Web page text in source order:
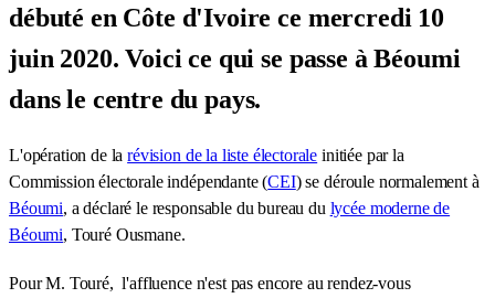
débuté en Côte d'Ivoire ce mercredi 10
juin 2020. Voici ce qui se passe à Béoumi
dans le centre du pays.
L'opération de larévision de la liste électorale initiée par la
Commission électorale indépendante (CEI) se déroule normalement à
Béoumi, a déclaré le responsable du bureau du lycée moderne de
Béoumi, Touré Ousmane.
Pour M. Touré, l'affluence n'est pas encore au rendez-vous